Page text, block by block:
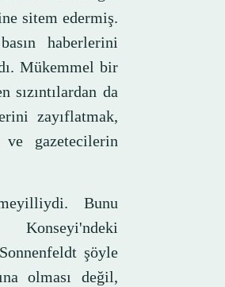
sitem edermiş.
haberlerini
Mükemmel bir
da
zayıflatmak,
ve gazetecilerin
Bunu
şöyle
olması değil,